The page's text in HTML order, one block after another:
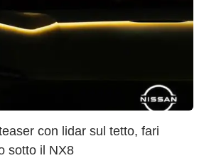
con lidar sul tetto, fari
sotto il NX8